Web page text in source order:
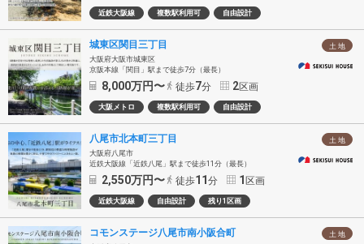
近鉄大阪線 複数駅利用可 自由設計
土 地
城東区関目三丁目
大阪府大阪市城東区
京阪本線「関目」駅まで徒歩7分（最長）
8,000万円〜 徒歩7分 2区画
大阪メトロ 複数駅利用可 自由設計
土 地
八尾市北本町三丁目
大阪府八尾市
近鉄大阪線「近鉄八尾」駅まで徒歩11分（最長）
2,550万円〜 徒歩11 分 1 区画
近鉄大阪線 自由設計 残り1区画
土 地
コモンステージ八尾市南小阪合町